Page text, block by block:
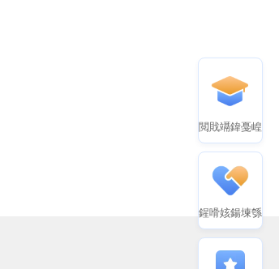
閲戝竵鍏戞崲
鍟嗗姟鍚堜綔